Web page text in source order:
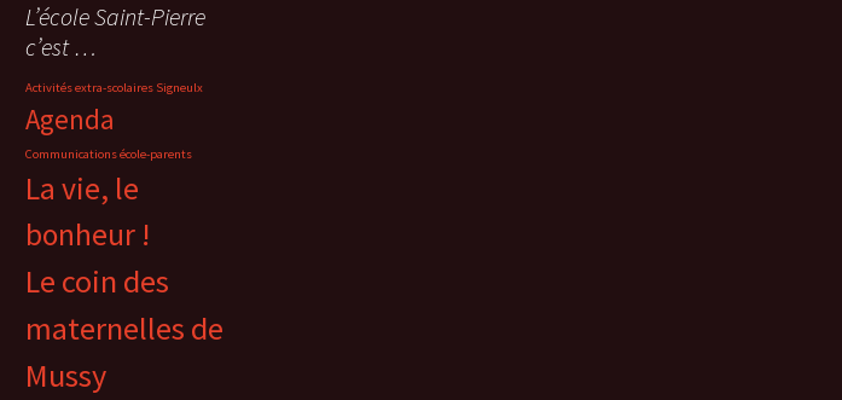
L’école Saint-Pierre
c’est …
Activités extra-scolaires Signeulx
Agenda
Communications école-parents
La vie, le
bonheur !
Le coin des
maternelles de
Mussy